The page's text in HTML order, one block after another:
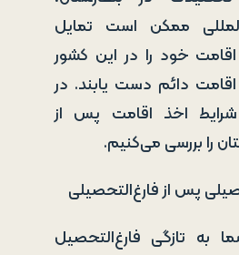
ممکن است تمایل
خود را در این کشور
اقامت دائم دست یابند. در
اخذ اقامت پس از
را بررسی می‌کنیم.
به تازگی فارغ‌التحصیل